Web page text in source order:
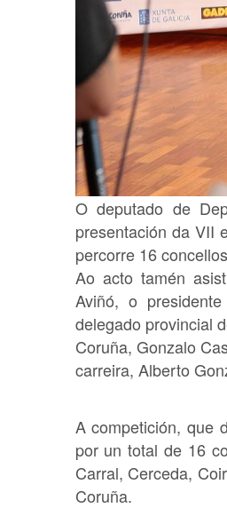
O deputado de
presentación da VII
percorre 16
Ao acto tamén
Aviñó, o
delegado provincial
Coruña, Gonzalo
carreira, Alberto
A competición, que
por un total de 16
Carral, Cerceda,
Coruña.